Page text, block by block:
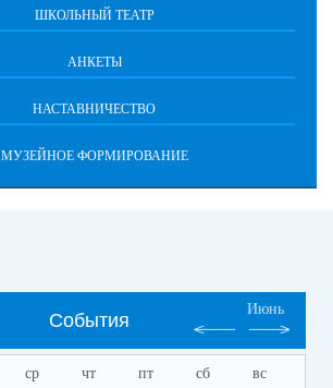
ШКОЛЬНЫЙ ТЕАТР
АНКЕТЫ
НАСТАВНИЧЕСТВО
МУЗЕЙНОЕ ФОРМИРОВАНИЕ
События
Июнь
ср чт пт сб вс